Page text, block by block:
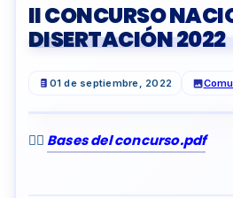
II CONCURSO
DISERTACIÓN 2022
01 de septiembre, 2022
👉🏾 Bases del concurso.pdf